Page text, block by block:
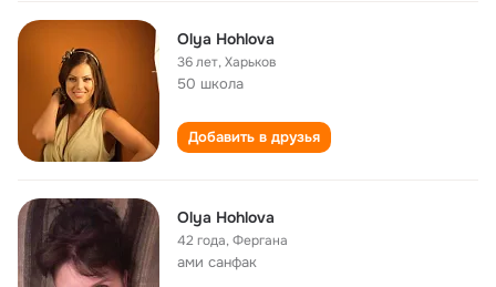
Olya Hohlova
36 лет,Харьков
50 школа
Добавить в друзья
Оlya Hohlova
42 года,Фергана
ами санфак